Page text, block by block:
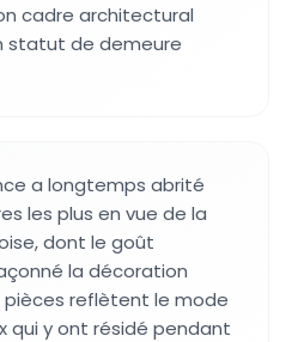
cadre architectural
statut de demeure
a longtemps abrité
les plus en vue de la
dont le goût
la décoration
pièces reflètent le mode
qui y ont résidé pendant